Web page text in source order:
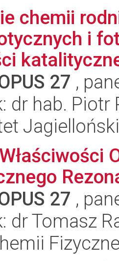
chemii
i
27 ,
dr hab. Piotr
Jagielloński
27 ,
dr Tomasz